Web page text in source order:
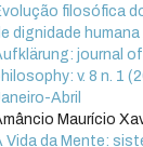
filosófica
dignidade humana
journal of
v. 8 n. 1
Abril
Maurício
Vida da Mente: